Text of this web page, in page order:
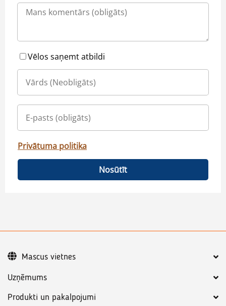
Vēlos saņemt atbildi
Privātuma politika
Nosūtīt
Uzņēmums
Produkti un pakalpojumi
Mascus vietnes